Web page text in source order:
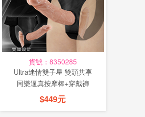
貨號：8350285
Ultra迷情雙子星 雙頭共享
同樂逼真按摩棒+穿戴褲
(特)
$449元